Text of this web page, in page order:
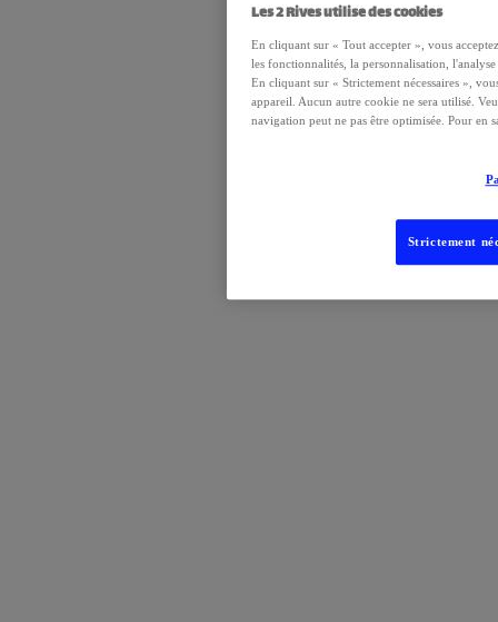
Les 2 Rives utilise des cookies
En cliquant sur « Tout accepter », vous
les fonctionnalités, la personnalisation,
En cliquant sur « Strictement nécessaires »,
appareil. Aucun autre cookie ne sera utilisé.
navigation peut ne pas être optimisée. Pour en
Strictement